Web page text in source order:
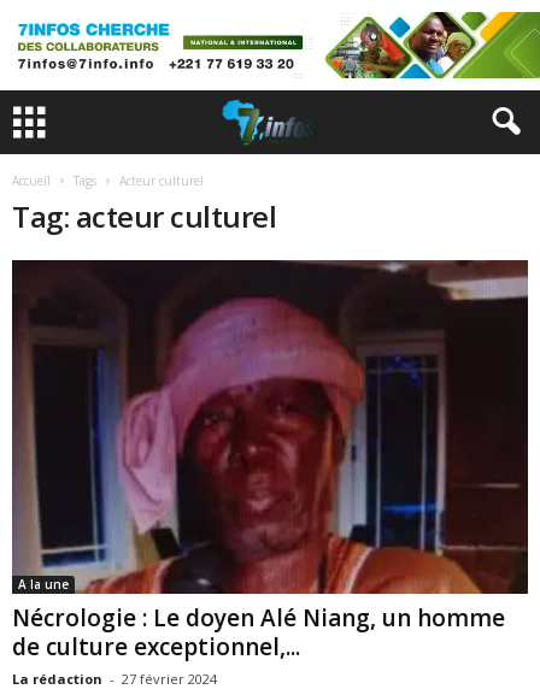
Accueil Tags Acteur culturel
Tag: acteur culturel
A la une
Nécrologie : Le doyen Alé Niang, un homme
de culture exceptionnel,...
La rédaction - 27 février 2024